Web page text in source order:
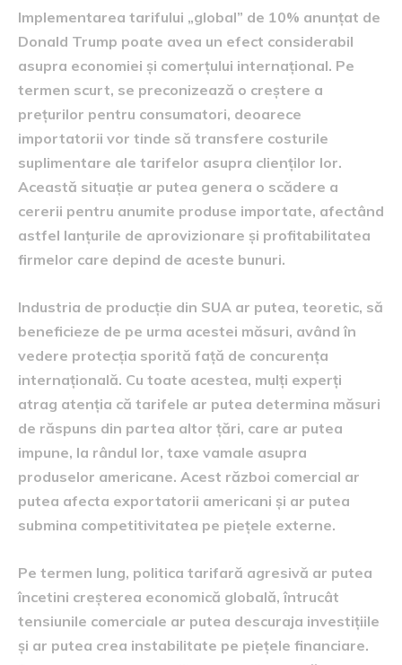
Implementarea tarifului „global” de 10% anunțat de
Donald Trump poate avea un efect considerabil
asupra economiei și comerțului internațional. Pe
termen scurt, se preconizează o creștere a
prețurilor pentru consumatori, deoarece
importatorii vor tinde să transfere costurile
suplimentare ale tarifelor asupra clienților lor.
Această situație ar putea genera o scădere a
cererii pentru anumite produse importate, afectând
astfel lanțurile de aprovizionare și profitabilitatea
firmelor care depind de aceste bunuri.
Industria de producție din SUA ar putea, teoretic, să
beneficieze de pe urma acestei măsuri, având în
vedere protecția sporită față de concurența
internațională. Cu toate acestea, mulți experți
atrag atenția că tarifele ar putea determina măsuri
de răspuns din partea altor țări, care ar putea
impune, la rândul lor, taxe vamale asupra
produselor americane. Acest război comercial ar
putea afecta exportatorii americani și ar putea
submina competitivitatea pe piețele externe.
Pe termen lung, politica tarifară agresivă ar putea
încetini creșterea economică globală, întrucât
tensiunile comerciale ar putea descuraja investițiile
și ar putea crea instabilitate pe piețele financiare.